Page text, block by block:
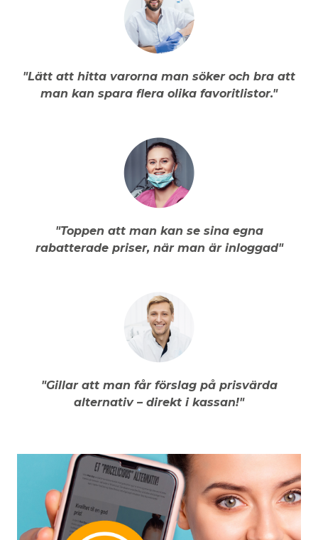
"Lätt att hitta varorna man söker och bra att
man kan spara flera olika favoritlistor."
"Toppen att man kan se sina egna
rabatterade priser, när man är inloggad"
"Gillar att man får förslag på prisvärda
alternativ – direkt i kassan!"